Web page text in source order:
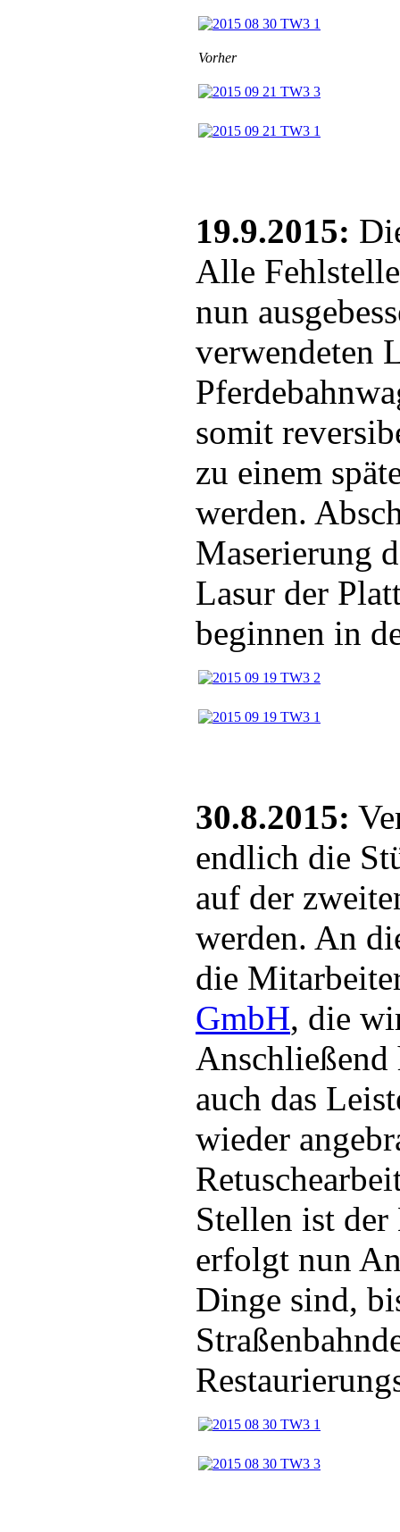
Vorher
19.9.2015:
Alle
nun
verwendeten
somit
zu einem
werden.
Maserierung
Lasur der
beginnen in
30.8.2015:
endlich die
auf der
werden. An
die
GmbH, die
auch das
wieder
Stellen ist
erfolgt nun
Dinge sind,